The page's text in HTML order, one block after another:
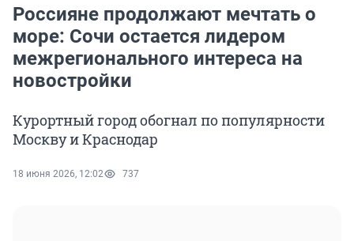
Россияне продолжают мечтать о
море: Сочи остается лидером
межрегионального интереса на
новостройки
Курортный город обогнал по популярности
Москву и Краснодар
18 июня 2026, 12:02 737